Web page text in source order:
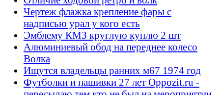
Чертеж флажка крепление фары с
надписью урал у кого есть
Эмблему КМЗ круглую куплю 2 шт
Алюминиевый обод на переднее колесо
Волка
Ищутся владельцы ранних м67 1974 год
Футболки и нашивки 27 лет Oppozit.ru -